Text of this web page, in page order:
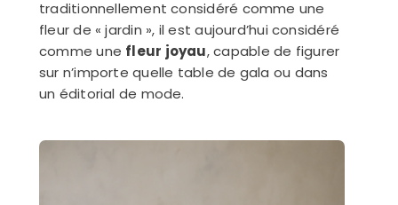
traditionnellement considéré comme une
fleur de « jardin », il est aujourd’hui considéré
comme une fleur joyau, capable de figurer
sur n’importe quelle table de gala ou dans
un éditorial de mode.